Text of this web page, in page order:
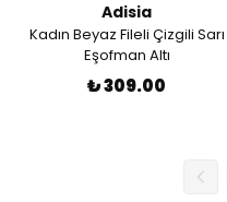
Adisia
Kadın Beyaz Fileli Çizgili Sarı
Eşofman Altı
₺ 309.00